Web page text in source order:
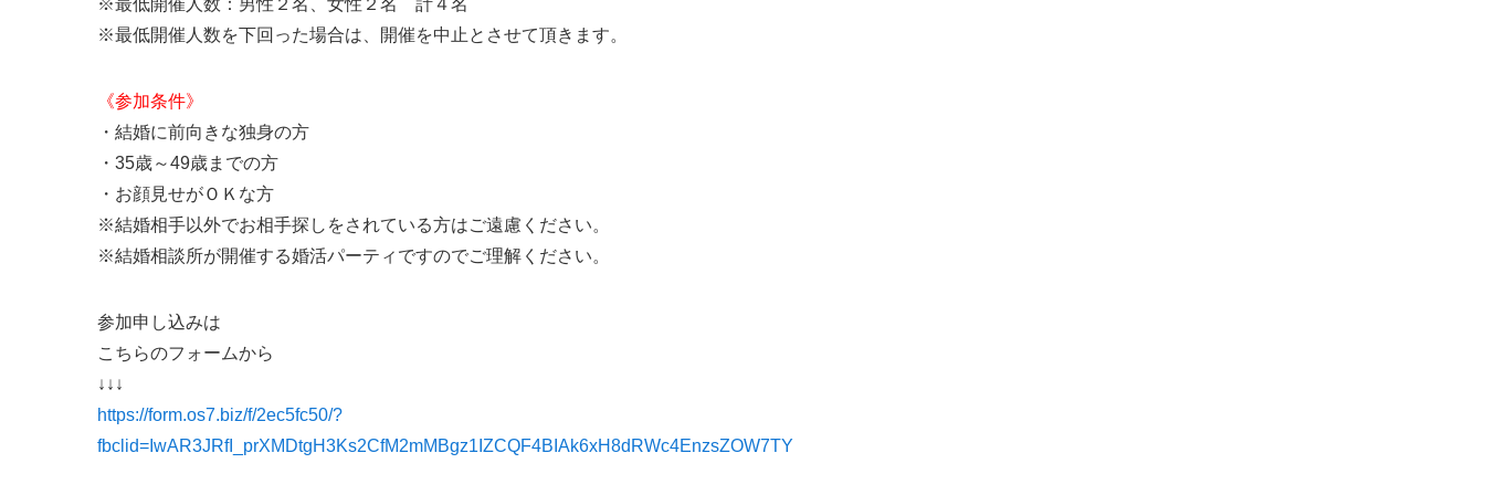
※最低開催人数：男性２名、女性２名 計４名
※最低開催人数を下回った場合は、開催を中止とさせて頂きます。
《参加条件》
・結婚に前向きな独身の方
・35歳～49歳までの方
・お顔見せがＯＫな方
※結婚相手以外でお相手探しをされている方はご遠慮ください。
※結婚相談所が開催する婚活パーティですのでご理解ください。
参加申し込みは
こちらのフォームから
↓↓↓
https://form.os7.biz/f/2ec5fc50/?
fbclid=IwAR3JRfI_prXMDtgH3Ks2CfM2mMBgz1IZCQF4BIAk6xH8dRWc4EnzsZOW7TY